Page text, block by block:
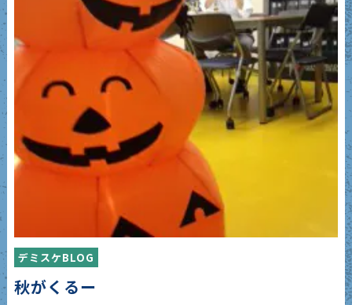
デミスケBLOG
秋がくるー